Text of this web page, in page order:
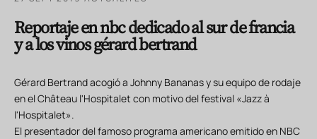
Reportaje en nbc dedicado al sur de francia
y a los vinos gérard bertrand
Gérard Bertrand acogió a Johnny Bananas y su equipo de rodaje
en el Château l'Hospitalet con motivo del festival «Jazz à
l'Hospitalet».
El presentador del famoso programa americano emitido en NBC